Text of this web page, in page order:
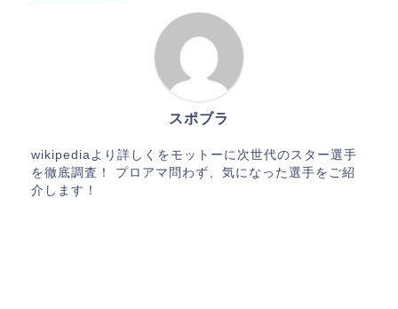
スポブラ
wikipediaより詳しくをモットーに次世代のスター選手
を徹底調査！ プロアマ問わず、気になった選手をご紹
介します！